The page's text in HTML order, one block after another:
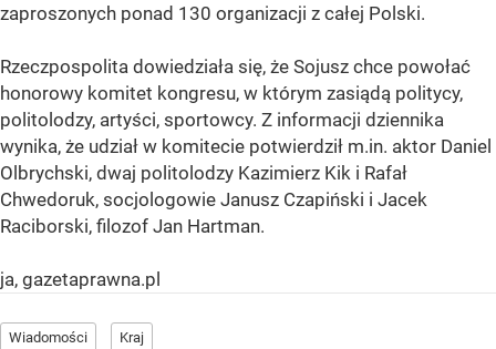
zaproszonych ponad 130 organizacji z całej Polski.
Rzeczpospolita dowiedziała się, że Sojusz chce powołać
honorowy komitet kongresu, w którym zasiądą politycy,
politolodzy, artyści, sportowcy. Z informacji dziennika
wynika, że udział w komitecie potwierdził m.in. aktor Daniel
Olbrychski, dwaj politolodzy Kazimierz Kik i Rafał
Chwedoruk, socjologowie Janusz Czapiński i Jacek
Raciborski, filozof Jan Hartman.
ja, gazetaprawna.pl
Wiadomości Kraj